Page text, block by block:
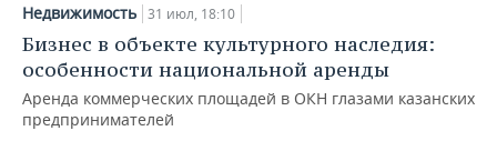
Недвижимость 31 июл, 18:10
Бизнес в объекте культурного наследия:
особенности национальной аренды
Аренда коммерческих площадей в ОКН глазами казанских
предпринимателей